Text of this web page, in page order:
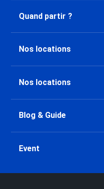
Quand partir ?
Nos locations
Nos locations
Blog & Guide
Event